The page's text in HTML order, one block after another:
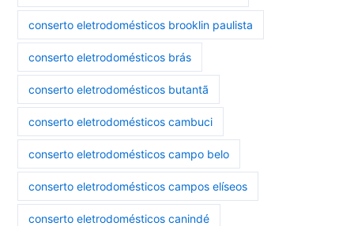
conserto eletrodomésticos brooklin paulista
conserto eletrodomésticos brás
conserto eletrodomésticos butantã
conserto eletrodomésticos cambuci
conserto eletrodomésticos campo belo
conserto eletrodomésticos campos elíseos
conserto eletrodomésticos canindé